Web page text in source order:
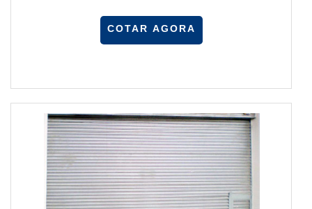
Portões Pivotantes: Recomendados para locais
com espaço interno suficiente, oferecem um visual
Para saber mais sobre os tipos de portões
automáticos, visite nossa página de
Automático Zona Oeste SP.
COMO ESCOLHER O MELHOR
PORTÃO AUTOMÁTICO
COTAR AGORA